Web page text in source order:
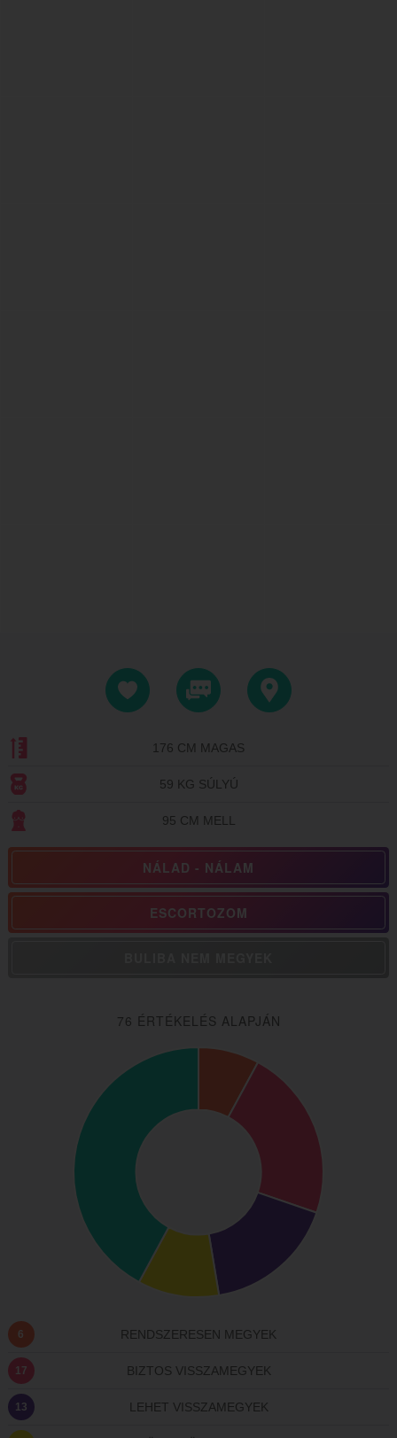
176 CM MAGAS
59 KG SÚLYÚ
95 CM MELL
NÁLAD - NÁLAM
ESCORTOZOM
76 ÉRTÉKELÉS ALAPJÁN
6 RENDSZERESEN MEGYEK
17 BIZTOS VISSZAMEGYEK
13 LEHET VISSZAMEGYEK